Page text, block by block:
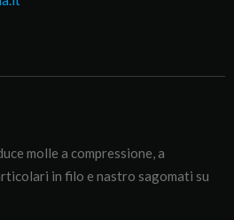
molle a compressione, a
in filo e nastro sagomati su